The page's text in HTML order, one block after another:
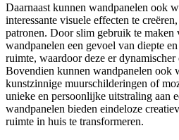
Daarnaast kunnen wandpanelen ook
interessante visuele effecten te
patronen. Door slim gebruik te maken
wandpanelen een gevoel van diepte
ruimte, waardoor deze er dynamischer
Bovendien kunnen wandpanelen ook
kunstzinnige muurschilderingen of
unieke en persoonlijke uitstraling aan
wandpanelen bieden eindeloze
ruimte in huis te transformeren.